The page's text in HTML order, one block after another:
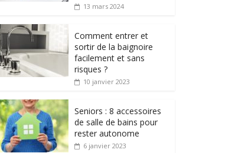
13 mars 2024
Comment entrer et
sortir de la baignoire
facilement et sans
risques ?
10 janvier 2023
Seniors : 8 accessoires
de salle de bains pour
rester autonome
6 janvier 2023